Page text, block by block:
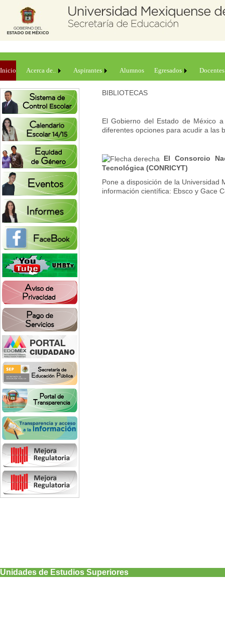
Inicio Acerca de.. Aspirantes Alumnos Egresados Docentes
BIBLIOTECAS
El Gobierno del Estado de México
diferentes opciones para acudir a las
El Consorcio
Tecnológica (CONRICYT)
Pone a disposición de la Universidad
información científica: Ebsco y Gace
Unidades de Estudios Superiores